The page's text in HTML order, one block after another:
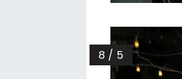
8 / 5